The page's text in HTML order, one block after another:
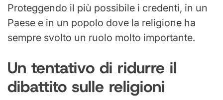
Proteggendo il più possibile i credenti, in un
Paese e in un popolo dove la religione ha
sempre svolto un ruolo molto importante.
Un tentativo di ridurre il
dibattito sulle religioni